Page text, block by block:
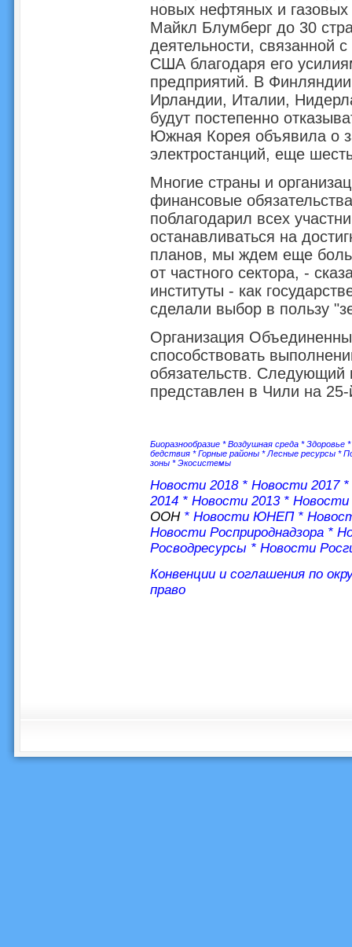
новых нефтяных и
Майкл Блумберг до 30
деятельности, связанной
США благодаря его
предприятий. В
Ирландии, Италии,
будут постепенно
Южная Корея объявила о
электростанций, еще
Многие страны и
финансовые
поблагодарил всех
останавливаться на
планов, мы ждем еще
от частного сектора, -
институты - как
сделали выбор в пользу
Организация
способствовать
обязательств. Следующий
представлен в Чили на
Биоразнообразие *Воздушная среда *Здоровье *
бедствия *Горные районы *Лесные ресурсы *
зоны *Экосистемы
Новости 2018* Новости 2017*
2014* Новости 2013 * Новости
ООН * Новости ЮНЕП*
Новости Росприроднадзора*
Росводресурсы * Новости
Конвенции и соглашения по
право